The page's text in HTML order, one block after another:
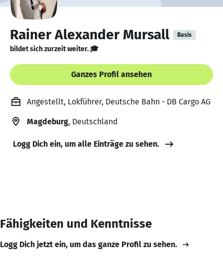
Rainer Alexander Mursall Basis
bildet sich zurzeit weiter. 🎓
Ganzes Profil ansehen
Angestellt, Lokführer, Deutsche Bahn - DB Cargo AG
Magdeburg, Deutschland
Logg Dich ein, um alle Einträge zu sehen.
Fähigkeiten und Kenntnisse
Logg Dich jetzt ein, um das ganze Profil zu sehen.